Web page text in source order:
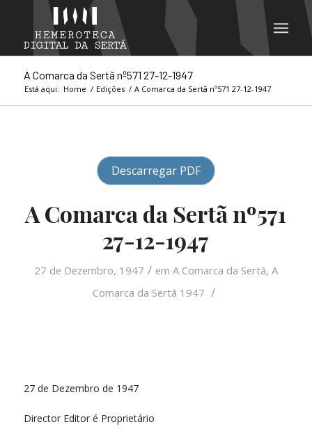
A Comarca da Sertã nº571 27-12-1947
Está aqui: Home / Edições / A Comarca da Sertã nº571 27-12-1947
Descarregar PDF
A Comarca da Sertã nº571
27-12-1947
27 de Dezembro, 1947 / em A Comarca da Sertã, A
Comarca da Sertã 1947 /
27 de Dezembro de 1947
Director Editor é Proprietário